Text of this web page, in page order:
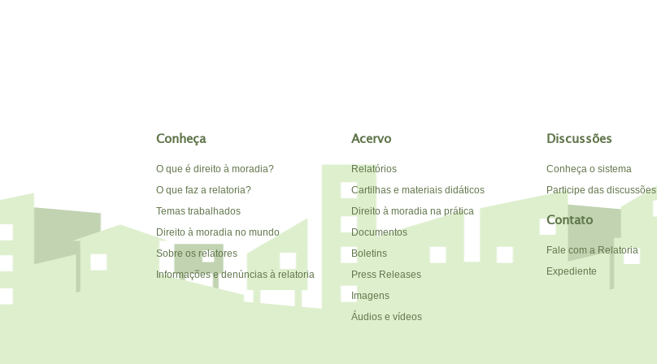
Conheça
O que é direito à moradia?
O que faz a relatoria?
Temas trabalhados
Direito à moradia no mundo
Sobre os relatores
Informações e denúncias à relatoria
Acervo
Relatórios
Cartilhas e materiais didáticos
Direito à moradia na prática
Documentos
Boletins
Press Releases
Imagens
Áudios e vídeos
Discussões
Conheça o sistema
Participe das discussões
Contato
Fale com a Relatoria
Expediente